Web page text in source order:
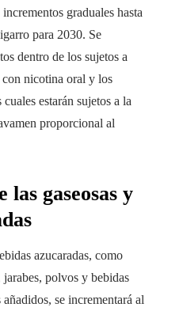
graduales hasta
para 2030. Se
dentro de los sujetos a
nicotina oral y los
estarán sujetos a la
proporcional al
las gaseosas y
azucaradas, como
jarabes, polvos y bebidas
se incrementará al